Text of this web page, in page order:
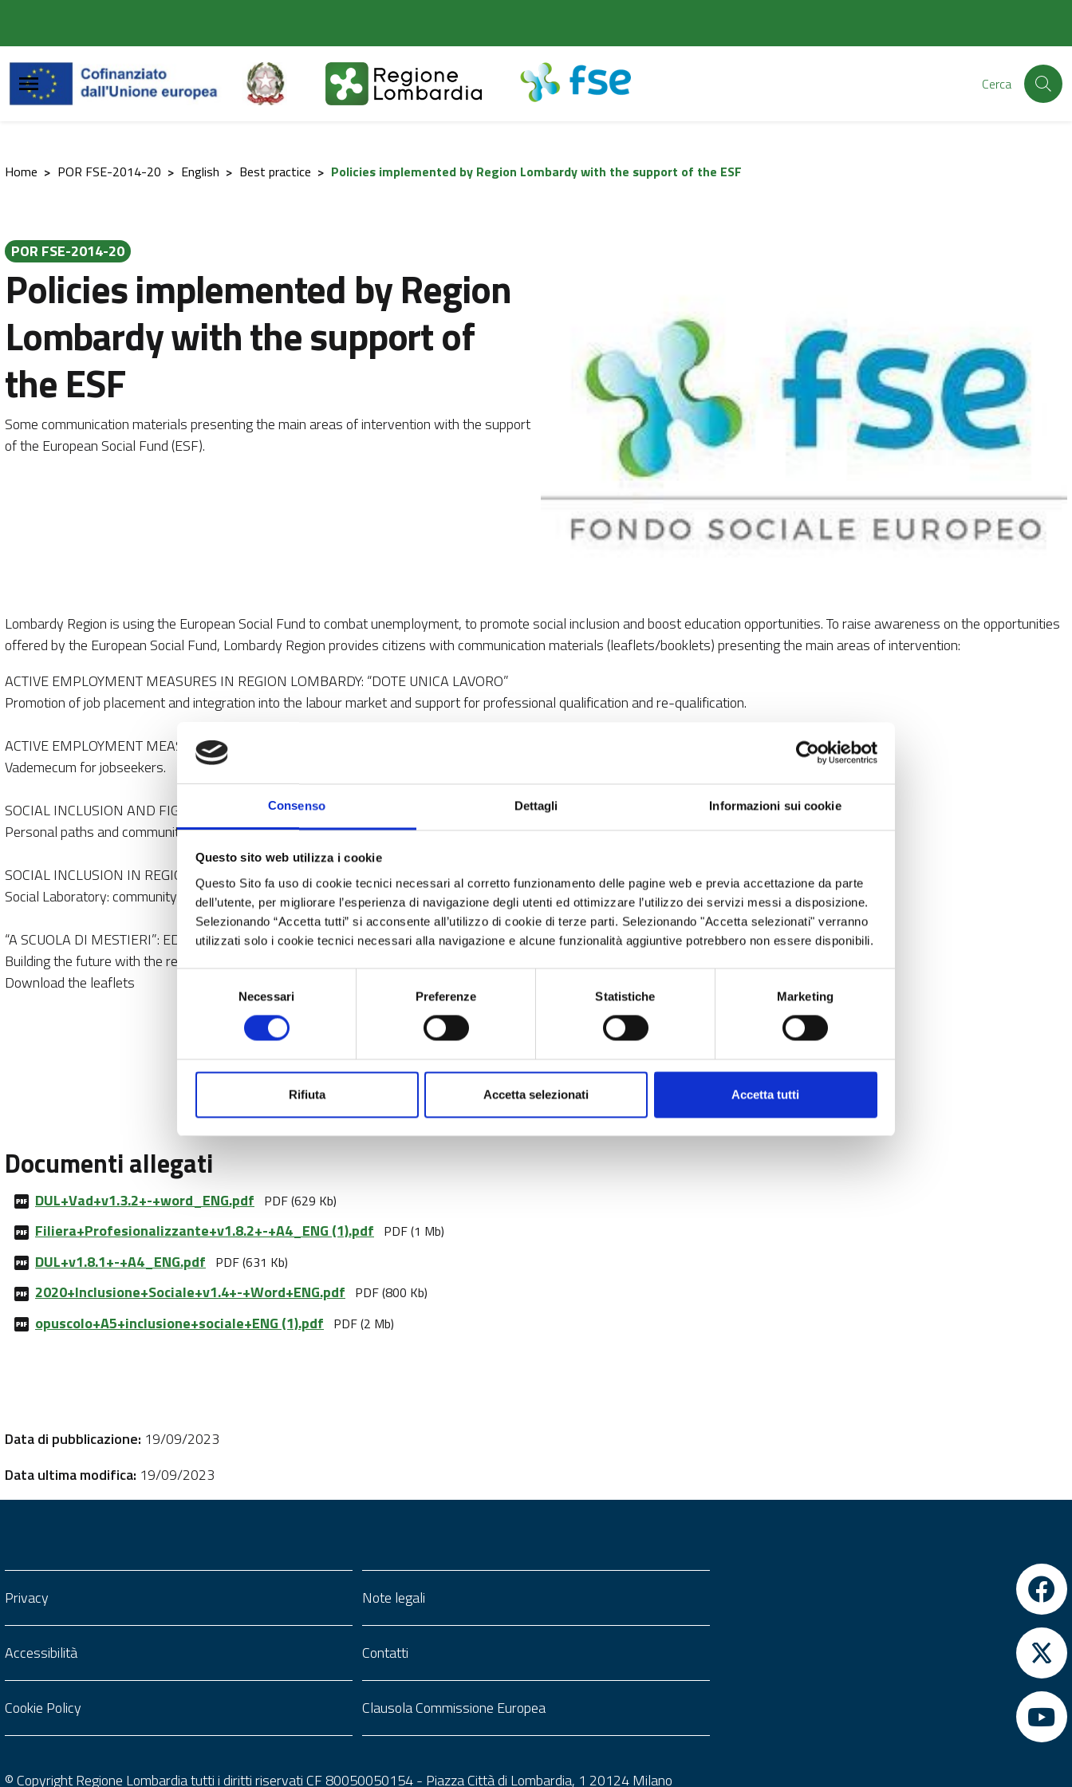
Consenso Dettagli Informazioni sui cookie
Questo sito web utilizza i cookie
Questo Sito fa uso di cookie tecnici necessari al corretto funzionamento delle pagine web e previa accettazione da parte
dell’utente, per migliorare l’esperienza di navigazione degli utenti ed ottimizzare l’utilizzo dei servizi messi a disposizione.
Selezionando “Accetta tutti” si acconsente all’utilizzo di cookie di terze parti. Selezionando "Accetta selezionati" verranno
utilizzati solo i cookie tecnici necessari alla navigazione e alcune funzionalità aggiuntive potrebbero non essere disponibili.
Necessari Preferenze Statistiche Marketing
Rifiuta Accetta selezionati Accetta tutti
Cerca
Home > POR FSE-2014-20 > English > Best practice > Policies implemented by Region Lombardy with the support of the ESF
POR FSE-2014-20
Policies implemented by Region
Lombardy with the support of
the ESF
Some communication materials presenting the main areas of intervention with the support
of the European Social Fund (ESF).
Lombardy Region is using the European Social Fund to combat unemployment, to promote social inclusion and boost education opportunities. To raise awareness on the opportunities
offered by the European Social Fund, Lombardy Region provides citizens with communication materials (leaflets/booklets) presenting the main areas of intervention:
ACTIVE EMPLOYMENT MEASURES IN REGION LOMBARDY: “DOTE UNICA LAVORO”
Promotion of job placement and integration into the labour market and support for professional qualification and re-qualification.
ACTIVE EMPLOYMENT MEASURES IN REGION LOMBARDY: “DOTE UNICA LAVORO”
Vademecum for jobseekers.
SOCIAL INCLUSION AND FIGHT AGAINST POVERTY IN REGION LOMBARDY
Personal paths and community interventions to promote and support active inclusion
SOCIAL INCLUSION IN REGION LOMBARDY
Social Laboratory: community-based service to promote social cohesion
“A SCUOLA DI MESTIERI”: EDUCATION AND VOCATIONAL TRAINING PATHWAYS IN REGION LOMBARDY
Building the future with the regional education and vocational training system.
Download the leaflets
Documenti allegati
DUL+Vad+v1.3.2+-+word_ENG.pdf PDF (629 Kb)
Filiera+Profesionalizzante+v1.8.2+-+A4_ENG (1).pdf PDF (1 Mb)
DUL+v1.8.1+-+A4_ENG.pdf PDF (631 Kb)
2020+Inclusione+Sociale+v1.4+-+Word+ENG.pdf PDF (800 Kb)
opuscolo+A5+inclusione+sociale+ENG (1).pdf PDF (2 Mb)
Data di pubblicazione: 19/09/2023
Data ultima modifica: 19/09/2023
Privacy
Accessibilità
Cookie Policy
Note legali
Contatti
Clausola Commissione Europea
© Copyright Regione Lombardia tutti i diritti riservati CF 80050050154 - Piazza Città di Lombardia, 1 20124 Milano